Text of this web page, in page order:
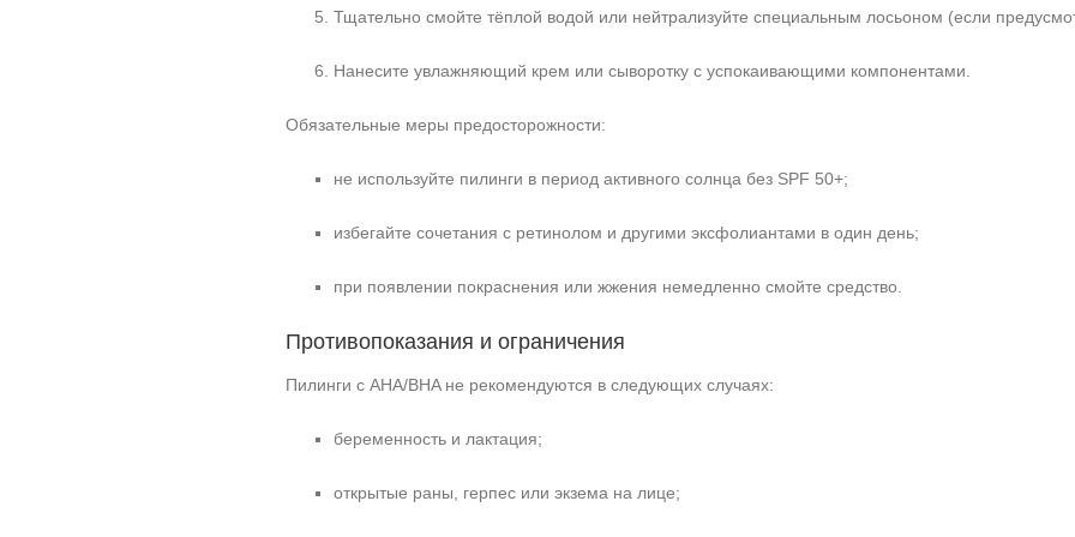
Тщательно смойте тёплой водой или нейтрализуйте специальным лосьоном (если
Нанесите увлажняющий крем или сыворотку с успокаивающими компонентами.
Обязательные меры предосторожности:
не используйте пилинги в период активного солнца без SPF 50+;
избегайте сочетания с ретинолом и другими эксфолиантами в один день;
при появлении покраснения или жжения немедленно смойте средство.
Противопоказания и ограничения
Пилинги с AHA/BHA не рекомендуются в следующих случаях:
беременность и лактация;
открытые раны, герпес или экзема на лице;